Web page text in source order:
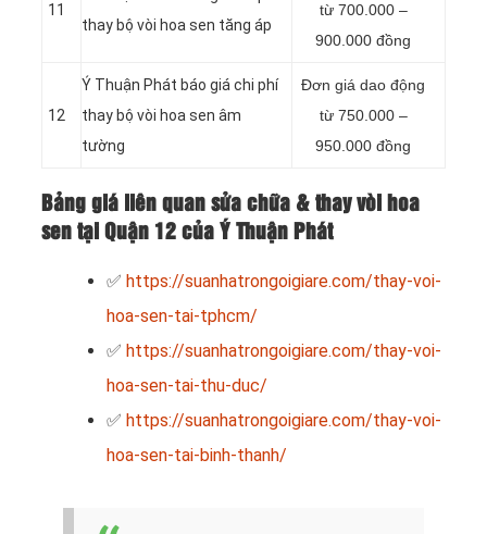
11
thay bộ vòi hoa sen tăng áp
từ 700.000 –
900.000 đồng
12
Ý Thuận Phát báo giá chi phí
thay bộ vòi hoa sen âm
tường
Đơn giá dao động
từ 750.000 –
950.000 đồng
Bảng giá liên quan sửa chữa & thay vòi hoa
sen tại Quận 12 của Ý Thuận Phát
✅ https://suanhatrongoigiare.com/thay-voi-
hoa-sen-tai-tphcm/
✅ https://suanhatrongoigiare.com/thay-voi-
hoa-sen-tai-thu-duc/
✅ https://suanhatrongoigiare.com/thay-voi-
hoa-sen-tai-binh-thanh/